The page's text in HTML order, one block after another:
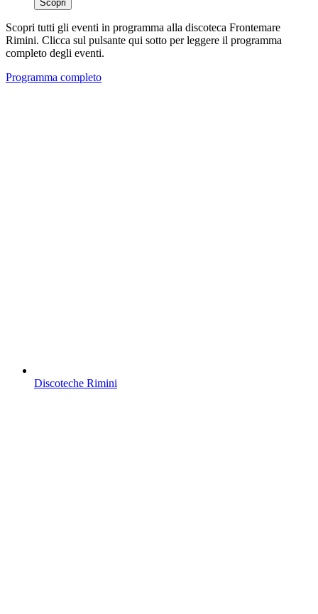
Scopri
Scopri tutti gli eventi in programma alla discoteca Frontemare
Rimini. Clicca sul pulsante qui sotto per leggere il programma
completo degli eventi.
Programma completo
Discoteche Rimini